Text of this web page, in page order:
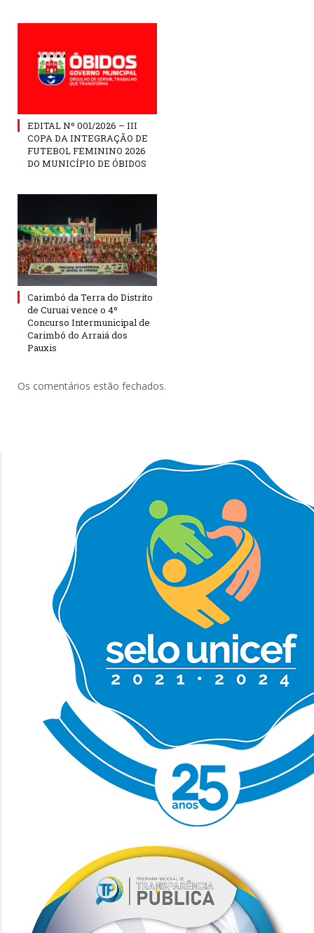
EDITAL Nº 001/2026 – III
COPA DA INTEGRAÇÃO DE
FUTEBOL FEMININO 2026
DO MUNICÍPIO DE ÓBIDOS
Carimbó da Terra do Distrito
de Curuai vence o 4º
Concurso Intermunicipal de
Carimbó do Arraiá dos
Pauxis
Os comentários estão fechados.